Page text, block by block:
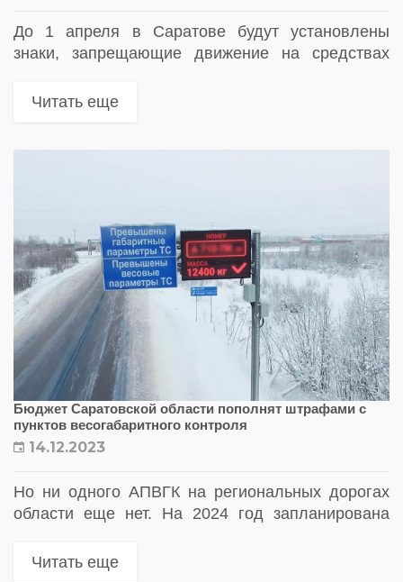
До 1 апреля в Саратове будут установлены
знаки, запрещающие движение на средствах
некоторых улицах в центре города
Читать еще
Бюджет Саратовской области пополнят штрафами с
пунктов весогабаритного контроля
14.12.2023
Но ни одного АПВГК на региональных дорогах
области еще нет. На 2024 год запланирована
Читать еще